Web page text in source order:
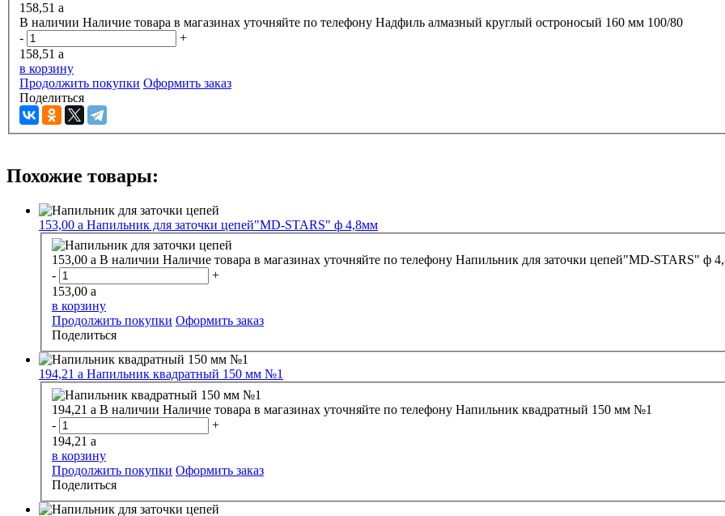
158,51 a
В наличии Наличие товара в магазинах уточняйте по телефону Надфиль алмазный круглый остроносый 160 мм 100/80
-
+
158,51 a
в корзину
Продолжить покупки Оформить заказ
Поделиться
Похожие товары:
153,00 a Напильник для заточки цепей"MD-STARS" ф 4,8мм
153,00 a В наличии Наличие товара в магазинах уточняйте по телефону Напильник для заточки цепей"MD-STARS" ф
-
+
153,00 a
в корзину
Продолжить покупки Оформить заказ
Поделиться
194,21 a Напильник квадратный 150 мм №1
194,21 a В наличии Наличие товара в магазинах уточняйте по телефону Напильник квадратный 150 мм №1
-
+
194,21 a
в корзину
Продолжить покупки Оформить заказ
Поделиться